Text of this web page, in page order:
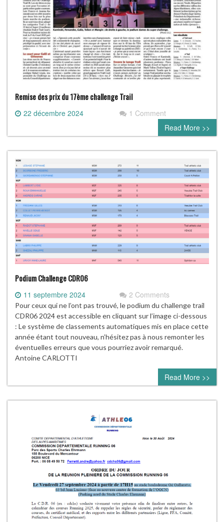
Remise des prix du 17ème challenge Trail
22 décembre 2024
1 Comment
Read More >>
Podium Challenge CDR06
11 septembre 2024 2 Comments
Pour ceux qui ne l’ont pas trouvé, le podium du challenge trail
CDR06 2024 est accessible en cliquant sur l’image ci-dessous
: Le système de classements automatiques mis en place cette
année étant tout nouveau, n’hésitez pas à nous remonter les
éventuelles erreurs que vous pourriez avoir remarqué.
Antoine CARLOTTI
Read More >>